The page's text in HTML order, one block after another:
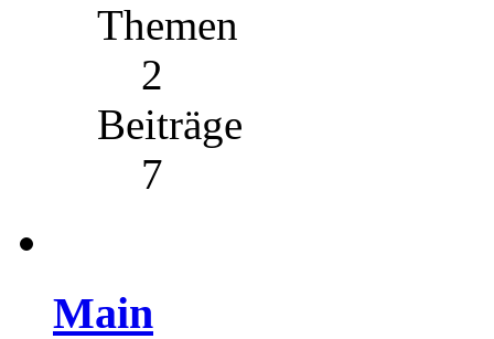
Themen
2
Beiträge
7
Main